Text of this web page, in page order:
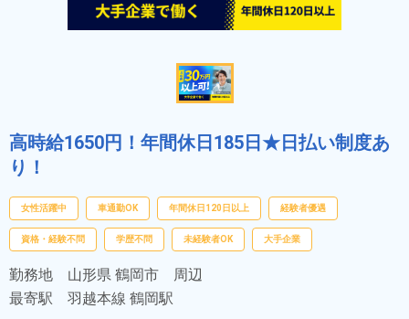
高時給1650円！年間休日185日★日払い制度あ
り！
女性活躍中 車通勤OK 年間休日120日以上 経験者優遇
資格・経験不問 学歴不問 未経験者OK 大手企業
勤務地 山形県 鶴岡市 周辺
最寄駅 羽越本線 鶴岡駅